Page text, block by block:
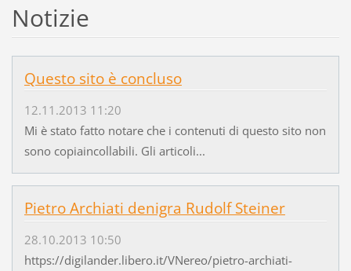
Notizie
Questo sito è concluso
12.11.2013 11:20
Mi è stato fatto notare che i contenuti di questo sito non
sono copiaincollabili. Gli articoli...
Pietro Archiati denigra Rudolf Steiner
28.10.2013 10:50
https://digilander.libero.it/VNereo/pietro-archiati-